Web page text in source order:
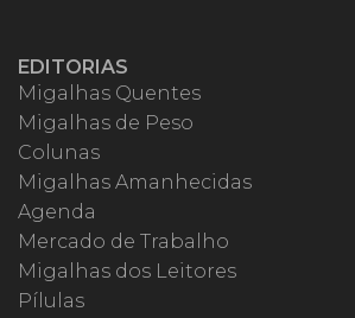
EDITORIAS
Migalhas Quentes
Migalhas de Peso
Colunas
Migalhas Amanhecidas
Agenda
Mercado de Trabalho
Migalhas dos Leitores
Pílulas